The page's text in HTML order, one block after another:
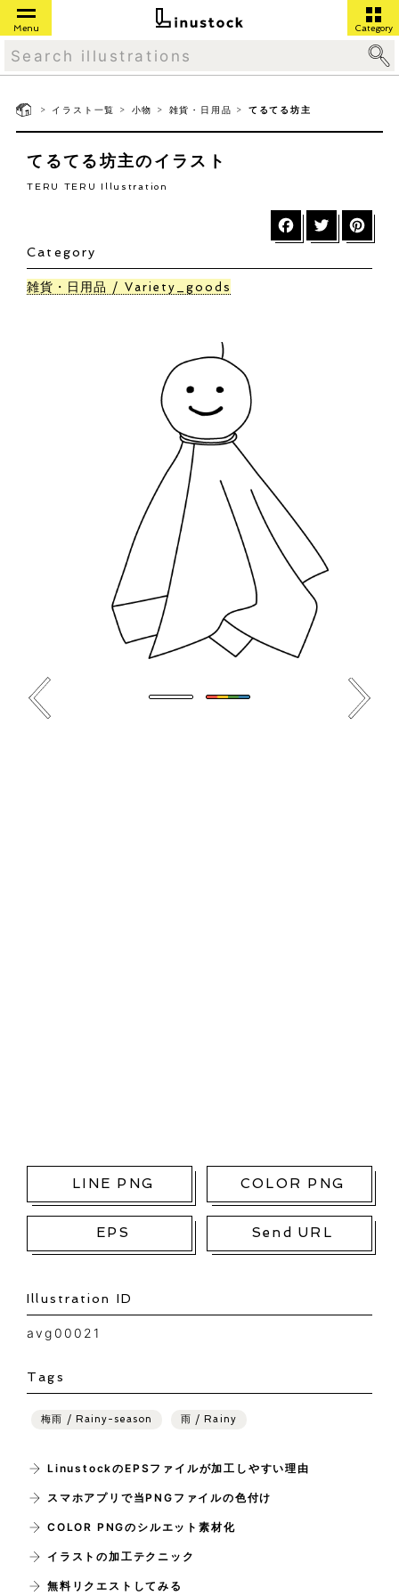
Menu Category
> イラスト一覧 > 小物 > 雑貨・日用品 > てるてる坊主
てるてる坊主のイラスト
TERU TERU Illustration
Category
雑貨・日用品 Variety_goods
LINE PNG COLOR PNG
EPS Send URL
Illustration ID
avg00021
Tags
梅雨 / Rainy-season 雨 / Rainy
LinustockのEPSファイルが加工しやすい理由
スマホアプリで当PNGファイルの色付け
COLOR PNGのシルエット素材化
イラストの加工テクニック
無料リクエストしてみる